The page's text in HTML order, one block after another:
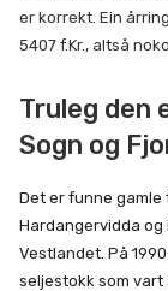
er korrekt. Ein
5407 f.Kr., altså
Truleg den
Sogn og
Det er funne
Hardangervidda og
Vestlandet. På
seljestokk som